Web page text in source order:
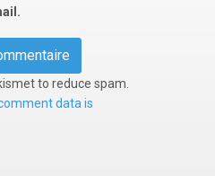
to reduce spam.
data is